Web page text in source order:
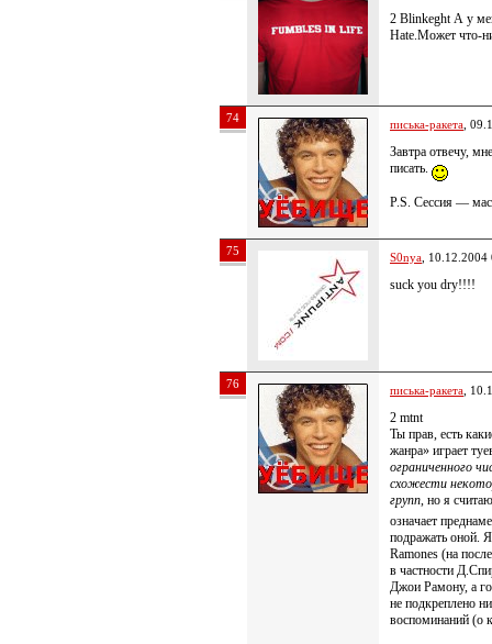
2 Blinkeght А у
Hate.Может что-
74 писька-ракета ,
Завтра отвечу,
писать.
P.S. Сессия —
75 S0nya ,
suck you dry!!!!
76 писька-ракета ,
2 mtnt
Ты прав, есть
жанра» играет
ограниченного
схожести
групп, но я
означает
подражать оной.
Ramones (на
в частности
Джои Рамону, а
не подкреплено
воспоминаний (о